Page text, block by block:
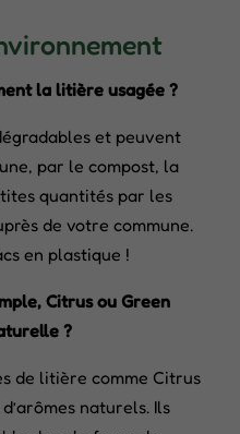
la litière usagée ?
et peuvent
par le compost, la
quantités par les
de votre commune.
en plastique !
Citrus ou Green
?
de litière comme Citrus
naturels. Ils